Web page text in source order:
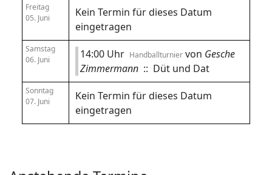
Freitag
05. Juni
Kein Termin für dieses Datum
eingetragen
Samstag
06. Juni
14:00 Uhr Handballturnier von Gesche
Zimmermann :: Düt und Dat
Sonntag
07. Juni
Kein Termin für dieses Datum
eingetragen